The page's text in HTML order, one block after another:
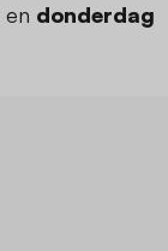
en donderdag